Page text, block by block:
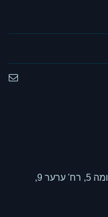
מרכז עזריאלי, בית שמעון, קומה 5, רח' ערער 9,